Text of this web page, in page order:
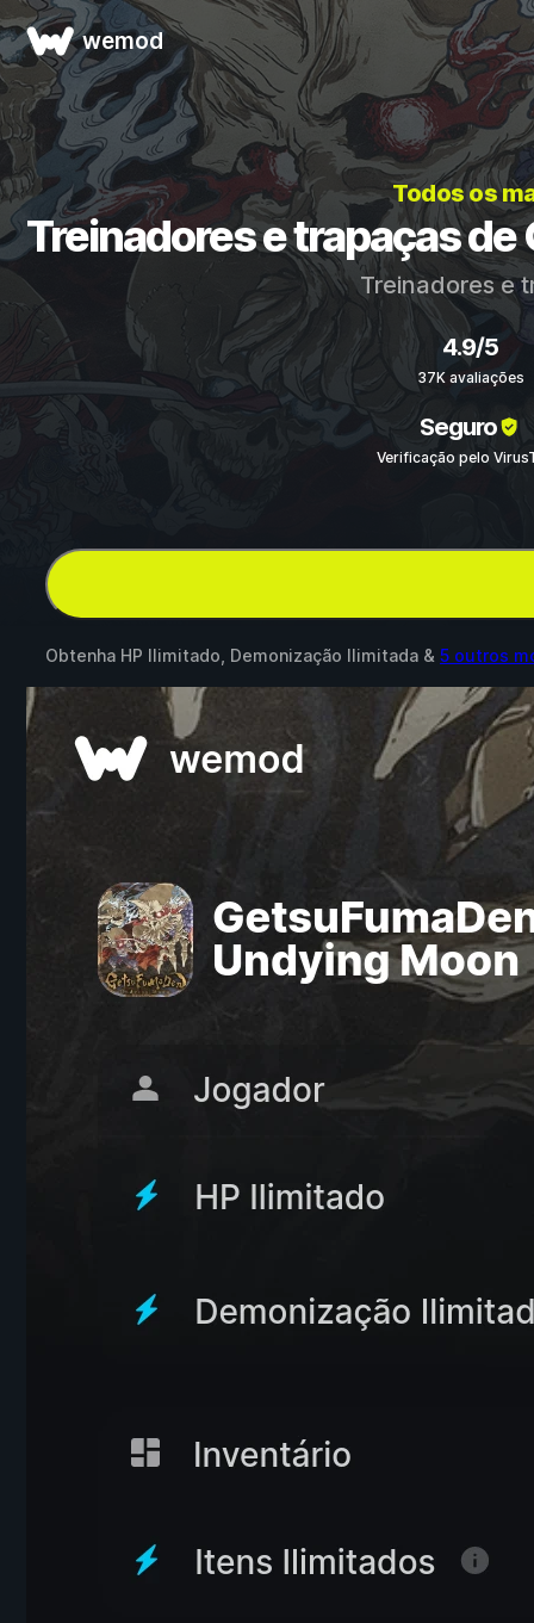
wemod
Todos os
Treinadores e trapaças
Treinadores e
4.9/5
37K avaliações
Seguro
Verificação pelo
Obtenha HP Ilimitado, Demonização Ilimitada & 5 outros